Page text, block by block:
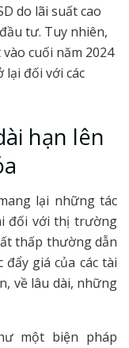
do lãi suất cao
tư. Tuy nhiên,
cuối năm 2024
lại đối với các
hạn lên
lại những tác
đối với thị trường
thấp thường dẫn
giá của các tài
về lâu dài, những
một biện pháp